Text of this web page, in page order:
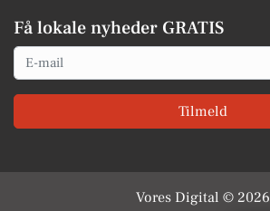
Få lokale nyheder GRATIS
Email
Tilmeld
Vores Digital © 2026